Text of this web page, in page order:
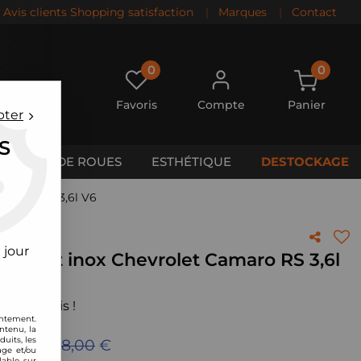
Avis clients Shopping satisfaction | Marques | Contact
0
Favoris Compte
0
Panier
CALES DE ROUES ESTHÉTIQUE DESTOCKAGE
RS 3,6l V6
inox Chevrolet Camaro RS 3,6l
votre avis !
de 1128,00 €
jour
la
les
et/ou